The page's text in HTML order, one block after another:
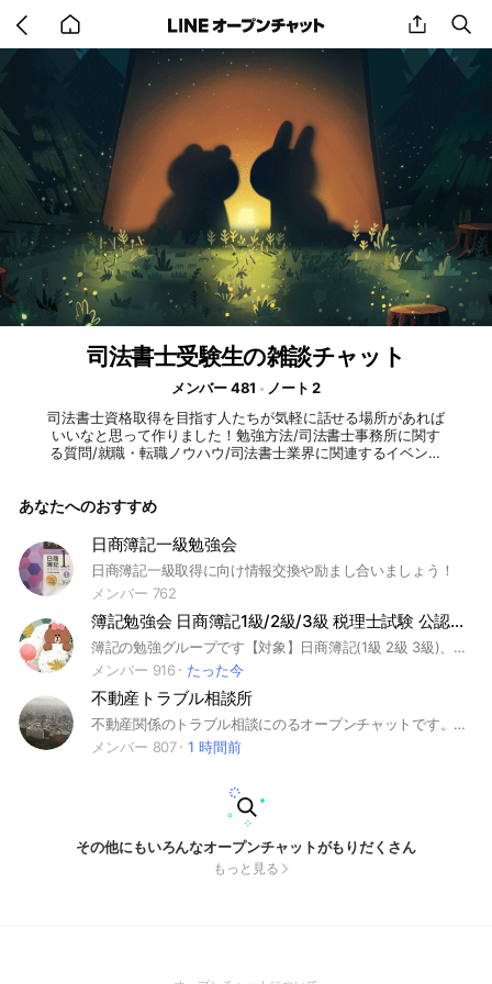
back
to
home
share
司法書士受験生の雑談チャット
メンバー 481
ノート 2
司法書士資格取得を目指す人たちが気軽に話せる場所があれば
いいなと思って作りました！勉強方法/司法書士事務所に関す
る質問/就職・転職ノウハウ/司法書士業界に関連するイベント
あなたへのおすすめ
日商簿記一級勉強会
日商簿記一級取得に向け情報交換や励まし合いましょう！
メンバー 762
簿記勉強会 日商簿記1級/2級/3級 税理士試験 公認会計士試験
簿記の勉強グループです【対象】日商簿記(1級 2級 3級)、税理士試験、公認会計士試験 #簿記 #日商簿記 #資格 #検定 #税理士 #公認会計士 簿記とは 簿記は、企業規模の大小や業種、業態を問わずに、日々の経営活動を記録・計算・整理して、経営成績と財政状態を明らかにする技能です。 簿記を理解することによって、企業の経理事務に必要な会計知識だけではなく、財務諸表を読む力、基礎的な経営管理や分析力が身につきます。また、ビジネスの基本であるコスト感覚も身につきますので、コストを意識した仕事ができるとともに、取引先の経営状況を把握できるために、経理担当者だけではなく、全ての社会人に役立ちます。さらに、公認会計士や税理士等の国家資格を目指す方や他の資格・検定と組み合わせてキャリアアップを考えている方々にも必須の資格といえます。
メンバー 916
たった今
不動産トラブル相談所
不動産関係のトラブル相談にのるオープンチャットです。賃貸や売買、大家さんも気軽に相談してくだい。 回答するのは不動産関係者です。
メンバー 807
1 時間前
その他にもいろんなオープンチャットがもりだくさん
もっと見る